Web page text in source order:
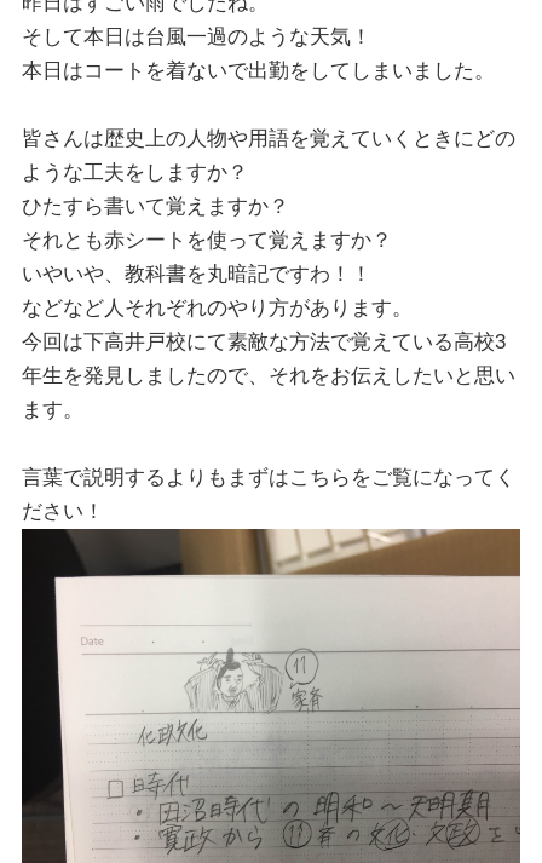
そして本日は台風一過のような天気！
本日はコートを着ないで出勤をしてしまいました。
皆さんは歴史上の人物や用語を覚えていくときにどの
ような工夫をしますか？
ひたすら書いて覚えますか？
それとも赤シートを使って覚えますか？
いやいや、教科書を丸暗記ですわ！！
などなど人それぞれのやり方があります。
今回は下高井戸校にて素敵な方法で覚えている高校3
年生を発見しましたので、それをお伝えしたいと思い
ます。
言葉で説明するよりもまずはこちらをご覧になってく
ださい！